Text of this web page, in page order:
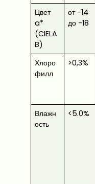
Цвет
a*
(CIELA
B)
от -14
до -18
Хлоро
филл
>0,3%
Влажн
ость
<5.0%